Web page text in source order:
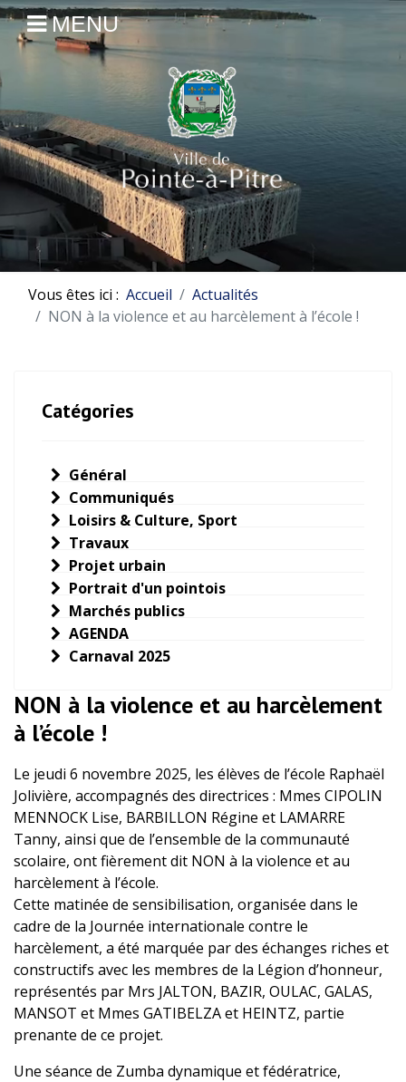
MENU
Vous êtes ici : Accueil
Actualités
NON à la violence et au harcèlement à l’école !
Catégories
Général
Communiqués
Loisirs & Culture, Sport
Travaux
Projet urbain
Portrait d'un pointois
Marchés publics
AGENDA
Carnaval 2025
NON à la violence et au harcèlement
à l’école !
Le jeudi 6 novembre 2025, les élèves de l’école Raphaël
Jolivière, accompagnés des directrices : Mmes CIPOLIN
MENNOCK Lise, BARBILLON Régine et LAMARRE
Tanny, ainsi que de l’ensemble de la communauté
scolaire, ont fièrement dit NON à la violence et au
harcèlement à l’école.
Cette matinée de sensibilisation, organisée dans le
cadre de la Journée internationale contre le
harcèlement, a été marquée par des échanges riches et
constructifs avec les membres de la Légion d’honneur,
représentés par Mrs JALTON, BAZIR, OULAC, GALAS,
MANSOT et Mmes GATIBELZA et HEINTZ, partie
prenante de ce projet.
Une séance de Zumba dynamique et fédératrice,